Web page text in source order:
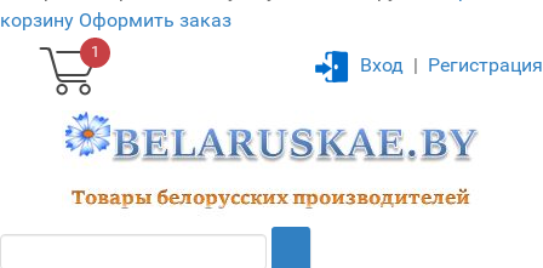
корзину Оформить заказ
1
Вход | Регистрация